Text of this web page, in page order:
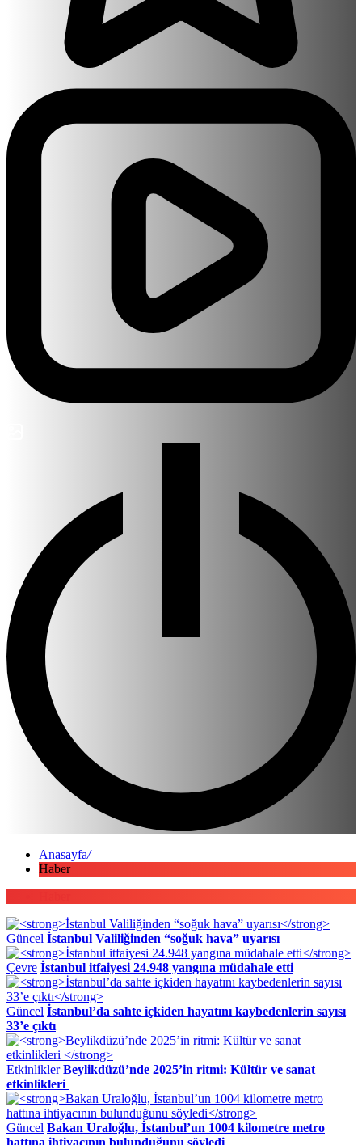
Anasayfa/
Haber
Güncel İstanbul Valiliğinden “soğuk hava” uyarısı
Çevre İstanbul itfaiyesi 24.948 yangına müdahale etti
Güncel İstanbul’da sahte içkiden hayatını kaybedenlerin sayısı
33’e çıktı
Etkinlikler Beylikdüzü’nde 2025’in ritmi: Kültür ve sanat
etkinlikleri
Güncel Bakan Uraloğlu, İstanbul’un 1004 kilometre metro
hattına ihtiyacının bulunduğunu söyledi